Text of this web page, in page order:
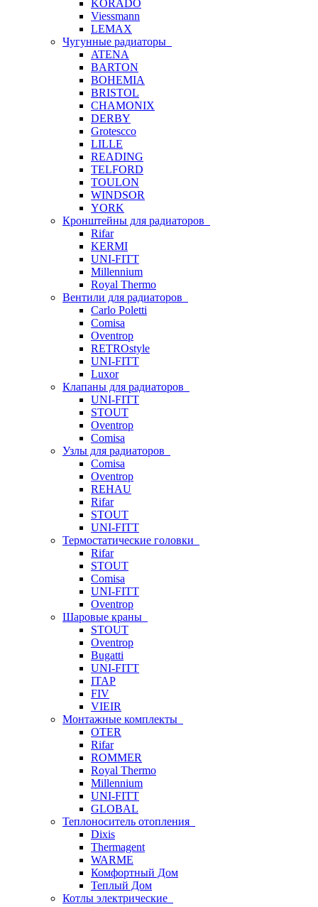
KORADO
Viessmann
LEMAX
Чугунные радиаторы
ATENA
BARTON
BOHEMIA
BRISTOL
CHAMONIX
DERBY
Grotescco
LILLE
READING
TELFORD
TOULON
WINDSOR
YORK
Кронштейны для радиаторов
Rifar
KERMI
UNI-FITT
Millennium
Royal Thermo
Вентили для радиаторов
Carlo Poletti
Comisa
Oventrop
RETROstyle
UNI-FITT
Luxor
Клапаны для радиаторов
UNI-FITT
STOUT
Oventrop
Comisa
Узлы для радиаторов
Comisa
Oventrop
REHAU
Rifar
STOUT
UNI-FITT
Термостатические головки
Rifar
STOUT
Comisa
UNI-FITT
Oventrop
Шаровые краны
STOUT
Oventrop
Bugatti
UNI-FITT
ITAP
FIV
VIEIR
Монтажные комплекты
OTER
Rifar
ROMMER
Royal Thermo
Millennium
UNI-FITT
GLOBAL
Теплоноситель отопления
Dixis
Thermagent
WARME
Комфортный Дом
Теплый Дом
Котлы электрические